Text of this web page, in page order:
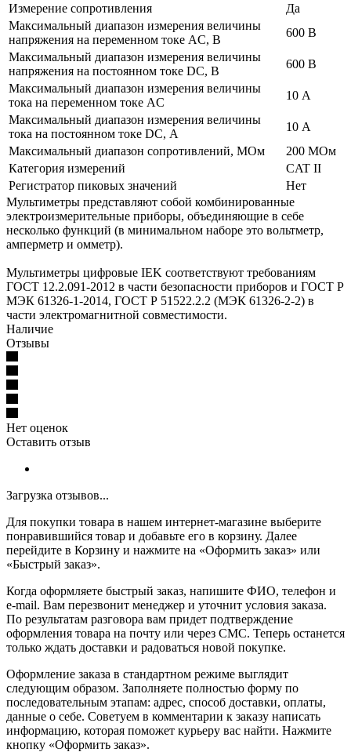
Измерение сопротивления
Да
Максимальный диапазон измерения величины
напряжения на переменном токе АC, В
600 В
Максимальный диапазон измерения величины
напряжения на постоянном токе DC, В
600 В
Максимальный диапазон измерения величины
тока на переменном токе АC
10 А
Максимальный диапазон измерения величины
тока на постоянном токе DC, А
10 А
Максимальный диапазон сопротивлений, МОм
200 МОм
Категория измерений
CAT II
Регистратор пиковых значений
Нет
Мультиметры представляют собой комбинированные
электроизмерительные приборы, объединяющие в себе
несколько функций (в минимальном наборе это вольтметр,
амперметр и омметр).
Мультиметры цифровые IEK соответствуют требованиям
ГОСТ 12.2.091-2012 в части безопасности приборов и ГОСТ Р
МЭК 61326-1-2014, ГОСТ Р 51522.2.2 (МЭК 61326-2-2) в
части электромагнитной совместимости.
Наличие
Отзывы
Нет оценок
Оставить отзыв
Загрузка отзывов...
Для покупки товара в нашем интернет-магазине выберите
понравившийся товар и добавьте его в корзину. Далее
перейдите в Корзину и нажмите на «Оформить заказ» или
«Быстрый заказ».
Когда оформляете быстрый заказ, напишите ФИО, телефон и
e-mail. Вам перезвонит менеджер и уточнит условия заказа.
По результатам разговора вам придет подтверждение
оформления товара на почту или через СМС. Теперь останется
только ждать доставки и радоваться новой покупке.
Оформление заказа в стандартном режиме выглядит
следующим образом. Заполняете полностью форму по
последовательным этапам: адрес, способ доставки, оплаты,
данные о себе. Советуем в комментарии к заказу написать
информацию, которая поможет курьеру вас найти. Нажмите
кнопку «Оформить заказ».